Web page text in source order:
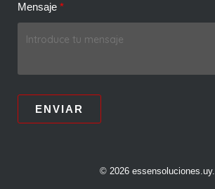
Mensaje
ENVIAR
© 2026 essensoluciones.uy.